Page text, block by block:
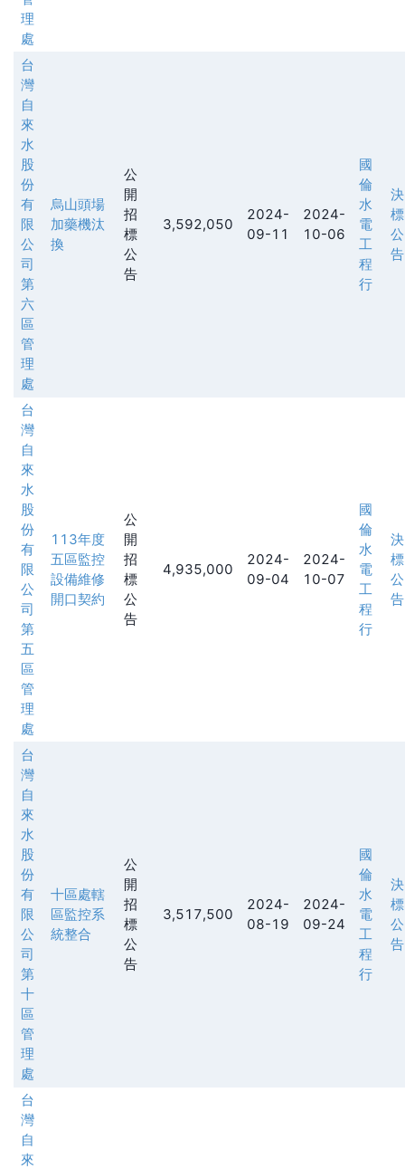
理
處
台
灣
自
來
水
股
份
有
限
公
司
第
六
區
管
理
處
烏山頭場
加藥機汰
換
公
開
招
標
公
告
3,592,050
2024-
09-11
2024-
10-06
國
倫
水
電
工
程
行
決
標
公
告
台
灣
自
來
水
股
份
有
限
公
司
第
五
區
管
理
處
113年度
五區監控
設備維修
開口契約
公
開
招
標
公
告
4,935,000
2024-
09-04
2024-
10-07
國
倫
水
電
工
程
行
決
標
公
告
台
灣
自
來
水
股
份
有
限
公
司
第
十
區
管
理
處
十區處轄
區監控系
統整合
公
開
招
標
公
告
3,517,500
2024-
08-19
2024-
09-24
國
倫
水
電
工
程
行
決
標
公
告
台
灣
自
來